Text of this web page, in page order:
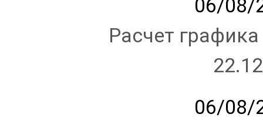
06/08/
Расчет
06/08/